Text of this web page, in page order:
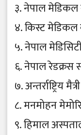
३. नेपाल
४. किस्ट
५. नेपाल
६. नेपाल रेडक्रस
७. अन्तर्राष्ट्रिय
८. मनमोहन
९. हिमाल